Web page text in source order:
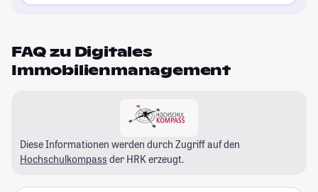
FAQ zu Digitales
Immobilienmanagement
Diese Informationen werden durch Zugriff auf den
Hochschulkompass der HRK erzeugt.